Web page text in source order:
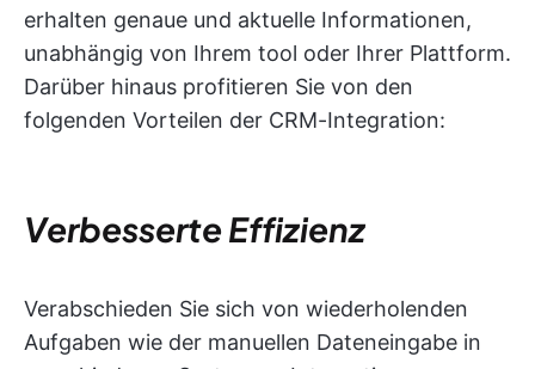
erhalten genaue und aktuelle Informationen,
unabhängig von Ihrem tool oder Ihrer Plattform.
Darüber hinaus profitieren Sie von den
folgenden Vorteilen der CRM-Integration:
Verbesserte Effizienz
Verabschieden Sie sich von wiederholenden
Aufgaben wie der manuellen Dateneingabe in